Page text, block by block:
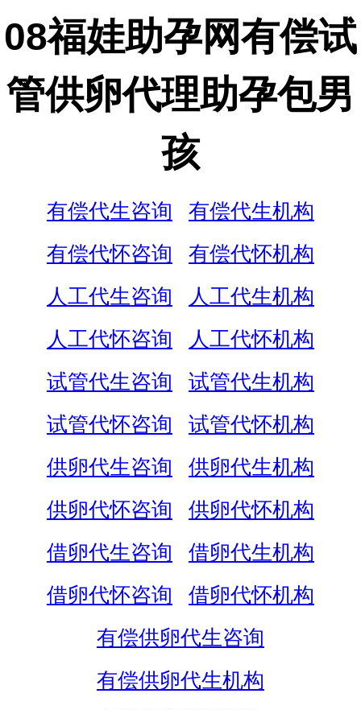
08福娃助孕网有偿试
管供卵代理助孕包男
孩
有偿代生咨询
有偿代生机构
有偿代怀咨询
有偿代怀机构
人工代生咨询
人工代生机构
人工代怀咨询
人工代怀机构
试管代生咨询
试管代生机构
试管代怀咨询
试管代怀机构
供卵代生咨询
供卵代生机构
供卵代怀咨询
供卵代怀机构
借卵代生咨询
借卵代生机构
借卵代怀咨询
借卵代怀机构
有偿供卵代生咨询
有偿供卵代生机构